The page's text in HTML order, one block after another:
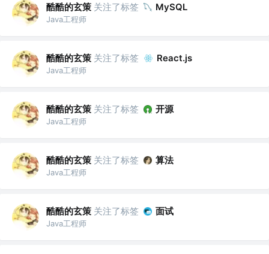
酷酷的玄策 关注了标签 MySQL
Java工程师
酷酷的玄策 关注了标签 React.js
Java工程师
酷酷的玄策 关注了标签 开源
Java工程师
酷酷的玄策 关注了标签 算法
Java工程师
酷酷的玄策 关注了标签 面试
Java工程师